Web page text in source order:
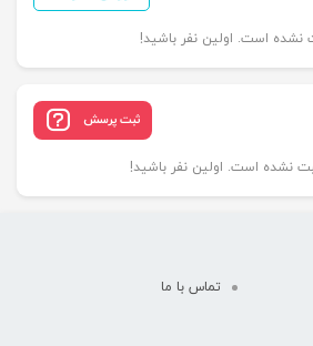
است. اولین نفر باشید!
ثبت پرسش
نشده است. اولین نفر باشید!
تماس با ما